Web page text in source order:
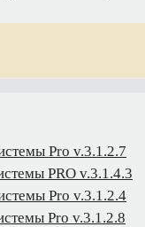
Pro v.3.1.2.7
PRO v.3.1.4.3
Pro v.3.1.2.4
Pro v.3.1.2.8